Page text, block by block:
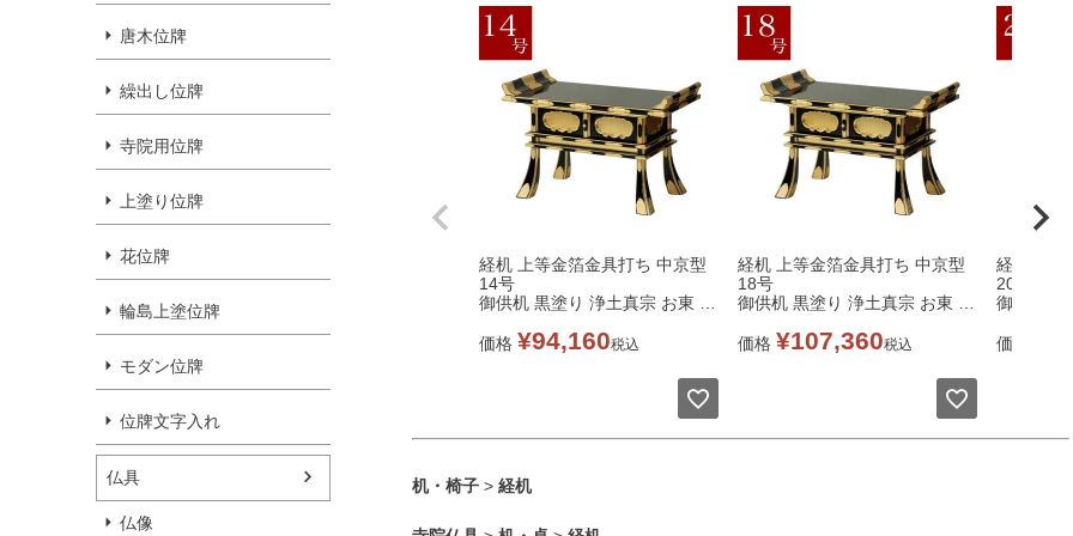
唐木位牌
繰出し位牌
寺院用位牌
上塗り位牌
花位牌
輪島上塗位牌
モダン位牌
位牌文字入れ
仏具
仏像
経机 上等金箔金具打ち 中京型
14号
御供机 黒塗り 浄土真宗 お東 大
ル
価格 ¥94,160税込
経机 上等金箔金具打ち 中京型
18号
御供机 黒塗り 浄土真宗 お東 大
ル
価格 ¥107,360税込
経机 上等
20号
御供机 黒
ル
価格
机・椅子 > 経机